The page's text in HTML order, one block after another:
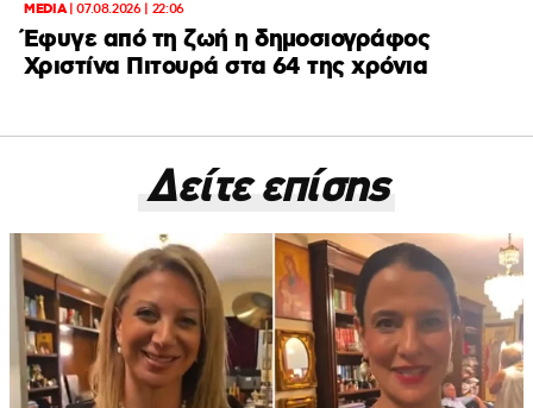
MEDIA|07.08.2026 | 22:06
Έφυγε από τη ζωή η δημοσιογράφος
Χριστίνα Πιτουρά στα 64 της χρόνια
Δείτε επίσης